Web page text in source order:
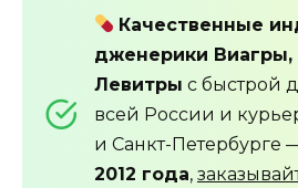
Качественные
дженерики Виагры,
Левитры с быстрой
всей России и
и Санкт-Петербурге
2012 года,